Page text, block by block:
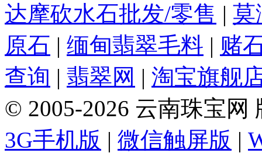
达摩砍水石批发/零售 | 莫
原石 | 缅甸翡翠毛料 | 赌
查询 | 翡翠网 | 淘宝旗舰
© 2005-2026 云南珠宝网
3G手机版 | 微信触屏版 |